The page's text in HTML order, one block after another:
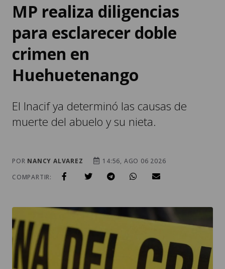
MP realiza diligencias
para esclarecer doble
crimen en
Huehuetenango
El Inacif ya determinó las causas de
muerte del abuelo y su nieta.
POR NANCY ALVAREZ
14:56, AGO 06 2026
COMPARTIR: